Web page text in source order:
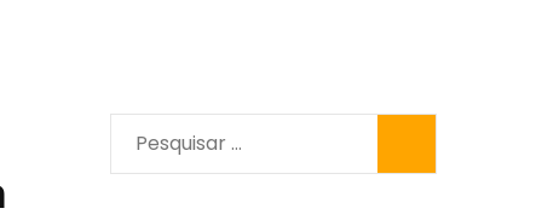
Pesquisar
por: